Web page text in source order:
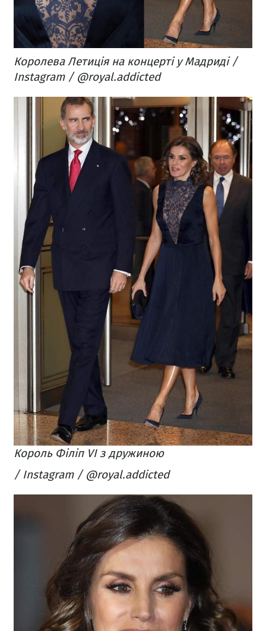
Королева Летиція на концерті у Мадриді /
Instagram / @royal.addicted
Король Філіп VI з дружиною
/ Instagram / @royal.addicted